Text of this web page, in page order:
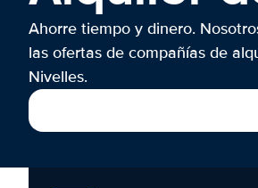
Ahorre tiempo y dinero.
las ofertas de compañías de
Nivelles.